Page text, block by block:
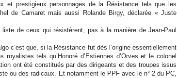
et prestigieux personnages de la Résistance tels que les
de Camaret mais aussi Rolande Birgy, déclarée « Juste
de ceux qui résistèrent, pas à la manière de Jean-Paul
c’est que, si la Résistance fut dès l’origine essentiellement
tels qu’Honoré d’Estiennes d’Orves et le colonel
ont été constitués par des dirigeants et des troupes issus
ou des radicaux. Et notamment le PPF avec le n° 2 du PC,